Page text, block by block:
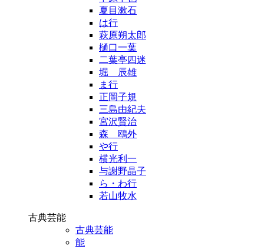
夏目漱石
は行
萩原朔太郎
樋口一葉
二葉亭四迷
堀 辰雄
ま行
正岡子規
三島由紀夫
宮沢賢治
森 鴎外
や行
横光利一
与謝野晶子
ら・わ行
若山牧水
古典芸能
古典芸能
能